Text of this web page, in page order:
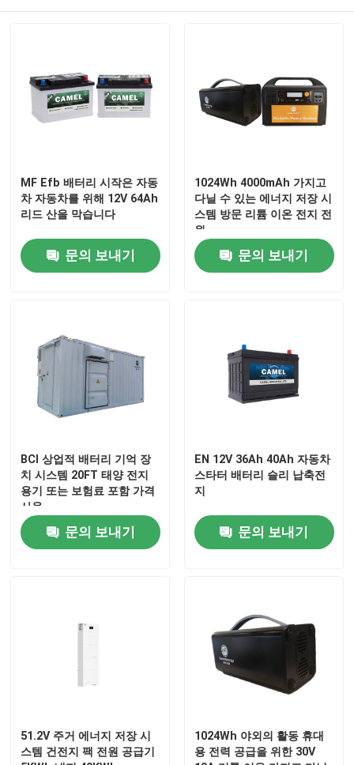
공장 여행
연락주세요
Group Website
산 스타터 배터리를 이끄세요
리튬 이온 스타터 배터리
자동차 조보식 배터리
과적 트럭 배터리
산 휴식 배터리를 이끄세요
주거 에너지 저장 시스템
MF Efb 배터리 시작은 자동
차 자동차를 위해 12V 64Ah
리드 산을 막습니다
문의 보내기
1024Wh 4000mAh 가지고
다닐 수 있는 에너지 저장 시
스템 방문 리튬 이온 전지 전
원
문의 보내기
BCI 상업적 배터리 기억 장
치 시스템 20FT 태양 전지
용기 또는 보험료 포함 가격
사용
문의 보내기
EN 12V 36Ah 40Ah 자동차
스타터 배터리 슬리 납축전
지
문의 보내기
51.2V 주거 에너지 저장 시
스템 건전지 팩 전원 공급기
1024Wh 야외의 활동 휴대
용 전력 공급을 위한 30V